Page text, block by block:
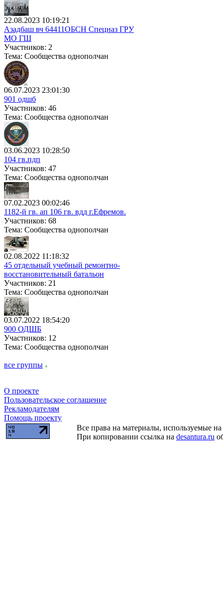
22.08.2023 10:19:21
Азадбаш вч 64411ОБСН Спецназ ГРУ
МО ГШ
Участников: 2
Тема: Сообщества однополчан
06.07.2023 23:01:30
901 одшб
Участников: 46
Тема: Сообщества однополчан
03.06.2023 10:28:50
104 гв.пдп
Участников: 47
Тема: Сообщества однополчан
07.02.2023 00:02:46
1182-й гв. ап 106 гв. вдд г.Ефремов.
Участников: 68
Тема: Сообщества однополчан
02.08.2022 11:18:32
45 отдельный учебный ремонтно-
восстановительный батальон
Участников: 21
Тема: Сообщества однополчан
03.07.2022 18:54:20
900 ОДШБ
Участников: 12
Тема: Сообщества однополчан
все группы
О проекте
Пользовательское соглашение
Рекламодателям
Помощь проекту
Все права на материалы, используемые
При копировании ссылка на desantura.ru